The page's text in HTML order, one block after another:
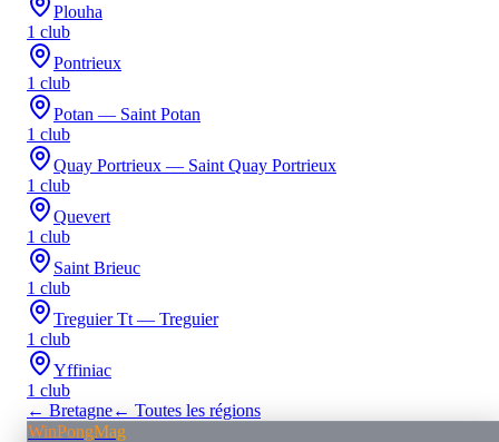
Plouha
1 club
Pontrieux
1 club
Potan — Saint Potan
1 club
Quay Portrieux — Saint Quay Portrieux
1 club
Quevert
1 club
Saint Brieuc
1 club
Treguier Tt — Treguier
1 club
Yffiniac
1 club
← Bretagne← Toutes les régions
WinPongMag